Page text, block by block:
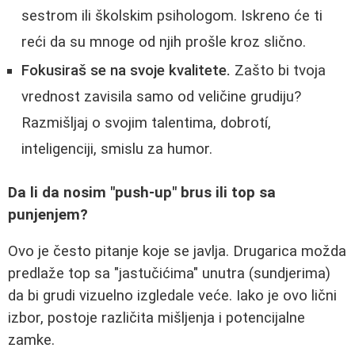
sestrom ili školskim psihologom. Iskreno će ti
reći da su mnoge od njih prošle kroz slično.
Fokusiraš se na svoje kvalitete. Zašto bi tvoja
vrednost zavisila samo od veličine grudiju?
Razmišljaj o svojim talentima, dobrotí,
inteligenciji, smislu za humor.
Da li da nosim "push-up" brus ili top sa
punjenjem?
Ovo je često pitanje koje se javlja. Drugarica možda
predlaže top sa "jastučićima" unutra (sundjerima)
da bi grudi vizuelno izgledale veće. Iako je ovo lični
izbor, postoje različita mišljenja i potencijalne
zamke.